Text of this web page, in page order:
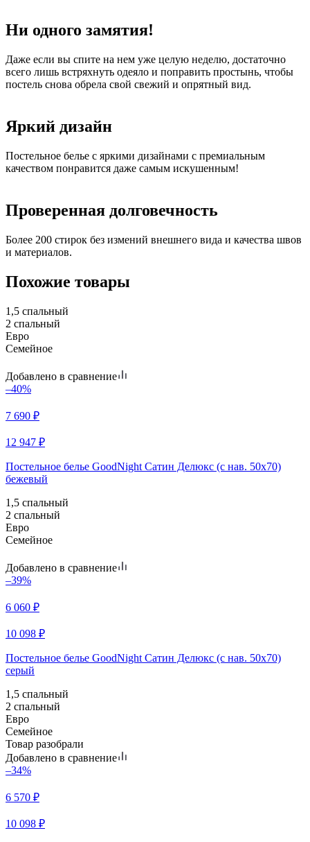
Ни одного замятия!
Даже если вы спите на нем уже целую неделю, достаточно
всего лишь встряхнуть одеяло и поправить простынь, чтобы
постель снова обрела свой свежий и опрятный вид.
Яркий дизайн
Постельное белье с яркими дизайнами с премиальным
качеством понравится даже самым искушенным!
Проверенная долговечность
Более 200 стирок без измений внешнего вида и качества швов
и материалов.
Похожие товары
1,5 спальный
2 спальный
Евро
Семейное
Добавлено в сравнение
–40%
7 690 ₽
12 947 ₽
Постельное белье GoodNight Сатин Делюкс (с нав. 50х70)
бежевый
1,5 спальный
2 спальный
Евро
Семейное
Добавлено в сравнение
–39%
6 060 ₽
10 098 ₽
Постельное белье GoodNight Сатин Делюкс (с нав. 50х70)
серый
1,5 спальный
2 спальный
Евро
Семейное
Товар разобрали
Добавлено в сравнение
–34%
6 570 ₽
10 098 ₽